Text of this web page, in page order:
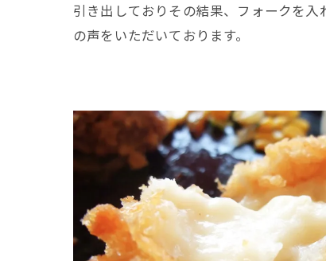
引き出しておりその結果、フォークを
の声をいただいております。